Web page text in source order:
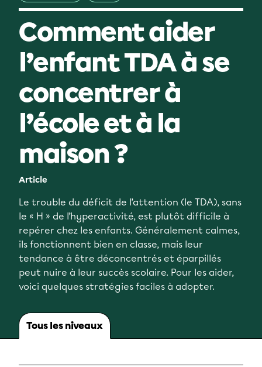
Comment aider
l’enfant TDA à se
concentrer à
l’école et à la
maison ?
Article
Le trouble du déficit de l’attention (le TDA), sans
le « H » de l’hyperactivité, est plutôt difficile à
repérer chez les enfants. Généralement calmes,
ils fonctionnent bien en classe, mais leur
tendance à être déconcentrés et éparpillés
peut nuire à leur succès scolaire. Pour les aider,
voici quelques stratégies faciles à adopter.
Tous les niveaux